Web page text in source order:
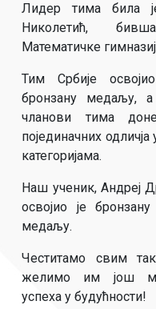
Лидер тима била
Николетић,
Математичке
Тим Србије
бронзану медаљу,
чланови тима
појединачних
категоријама.
Наш ученик, Андреј
освојио је бронзану
медаљу.
Честитамо свим
желимо им још
успеха у будућности!